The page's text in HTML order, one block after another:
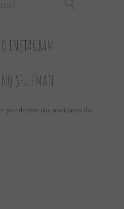
INSTAGRAM
SEU EMAIL
por dentro das novidades do